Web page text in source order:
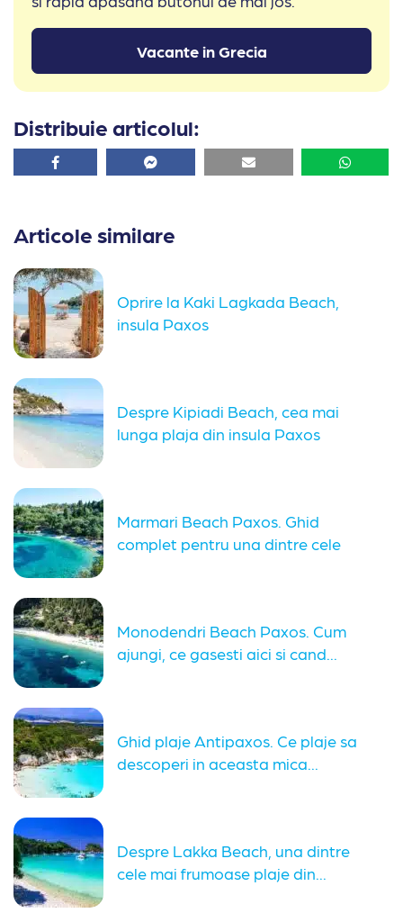
Vacante in Grecia
Distribuie articolul:
Facebook Facebook Email
Articole similare
Oprire la Kaki Lagkada Beach,
insula Paxos
Despre Kipiadi Beach, cea mai
lunga plaja din insula Paxos
Marmari Beach Paxos. Ghid
complet pentru una dintre cele
Monodendri Beach Paxos. Cum
ajungi, ce gasesti aici si cand...
Ghid plaje Antipaxos. Ce plaje sa
descoperi in aceasta mica...
Despre Lakka Beach, una dintre
cele mai frumoase plaje din...